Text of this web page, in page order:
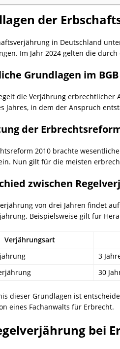
der
in Deutschland
Im Jahr 2024 gelten die
Grundlagen im BGB
die Verjährung
Jahres, in dem der Anspruch
der
2010 brachte
Nun gilt für die meisten
zwischen
von drei Jahren findet
Beispielsweise gilt für
Verjährungsart
3
30
dieser Grundlagen ist
eines Fachanwalts für Erbrecht.
bei